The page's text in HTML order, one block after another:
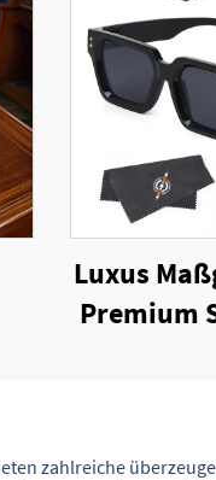
Luxus
Premium
zahlreiche